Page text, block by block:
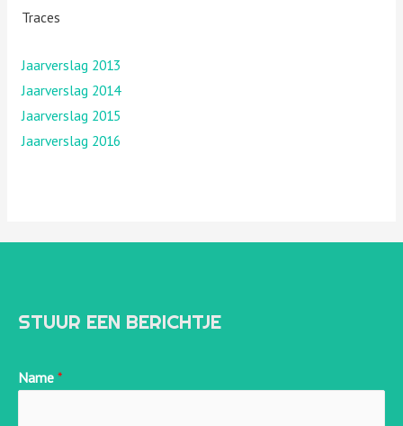
Traces
Jaarverslag 2013
Jaarverslag 2014
Jaarverslag 2015
Jaarverslag 2016
STUUR EEN BERICHTJE
Name *